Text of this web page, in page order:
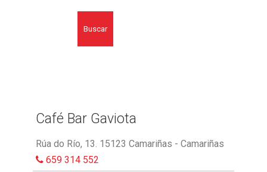
Buscar
Café Bar Gaviota
Rúa do Río, 13. 15123 Camariñas - Camariñas
659 314 552